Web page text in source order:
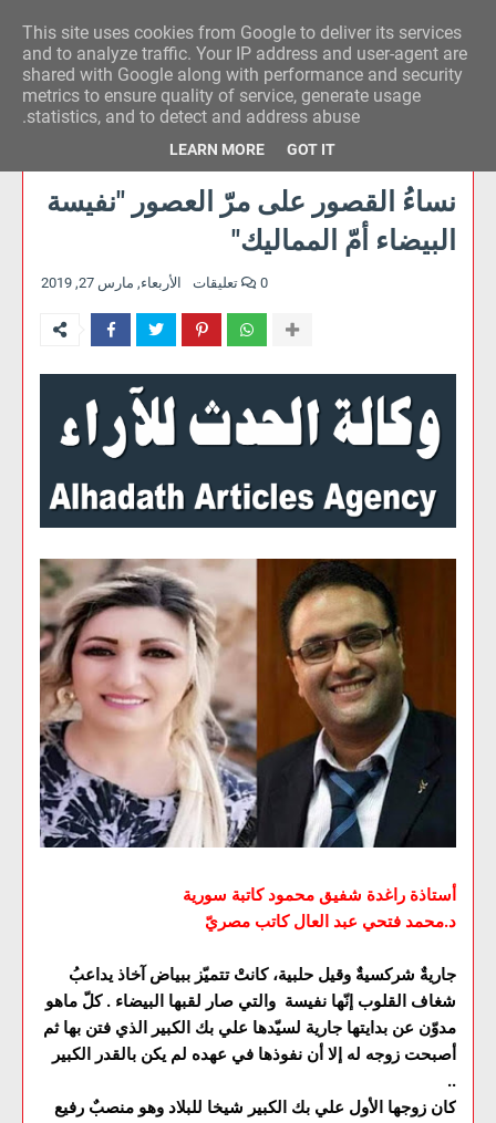
وكالة الحدث للآراء
نساءُ القصور على مرّ العصور "نفيسة
البيضاء أمّ المماليك"
الأربعاء, مارس 27, 2019 0 تعليقات
أستاذة راغدة شفيق محمود كاتبة سورية
د.محمد فتحي عبد العال كاتب مصريّ
جاريةٌ شركسيةٌ وقيل حلبية، كانتْ تتميّز ببياض آخاذ يداعبُ
شغاف القلوب إنّها نفيسة والتي صار لقبها البيضاء . كلّ ماهو
مدوّن عن بدايتها جارية لسيّدها علي بك الكبير الذي فتن بها ثم
أصبحت زوجه له إلا أن نفوذها في عهده لم يكن بالقدر الكبير
..
كان زوجها الأول علي بك الكبير شيخا للبلاد وهو منصبٌ رفيع
This site uses cookies from Google to deliver its services
and to analyze traffic. Your IP address and user-agent are
shared with Google along with performance and security
metrics to ensure quality of service, generate usage
statistics, and to detect and address abuse.
LEARN MORE GOT IT